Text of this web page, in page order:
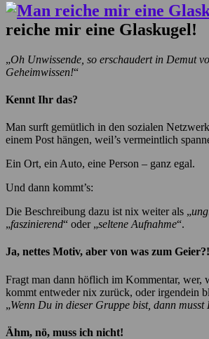
reiche mir eine Glaskugel!
„Oh Unwissende, so erschaudert in Demut
Geheimwissen!“
Kennt Ihr das?
Man surft gemütlich in den sozialen
einem Post hängen, weil’s vermeintlich
Ein Ort, ein Auto, eine Person – ganz egal.
Und dann kommt’s:
Die Beschreibung dazu ist nix weiter als „
„faszinierend“ oder „seltene Aufnahme“.
Ja, nettes Motiv, aber von was zum Geier?!
Fragt man dann höflich im Kommentar, wer,
kommt entweder nix zurück, oder irgendein
„Wenn Du in dieser Gruppe bist, dann musst
Ähm, nö, muss ich nicht!